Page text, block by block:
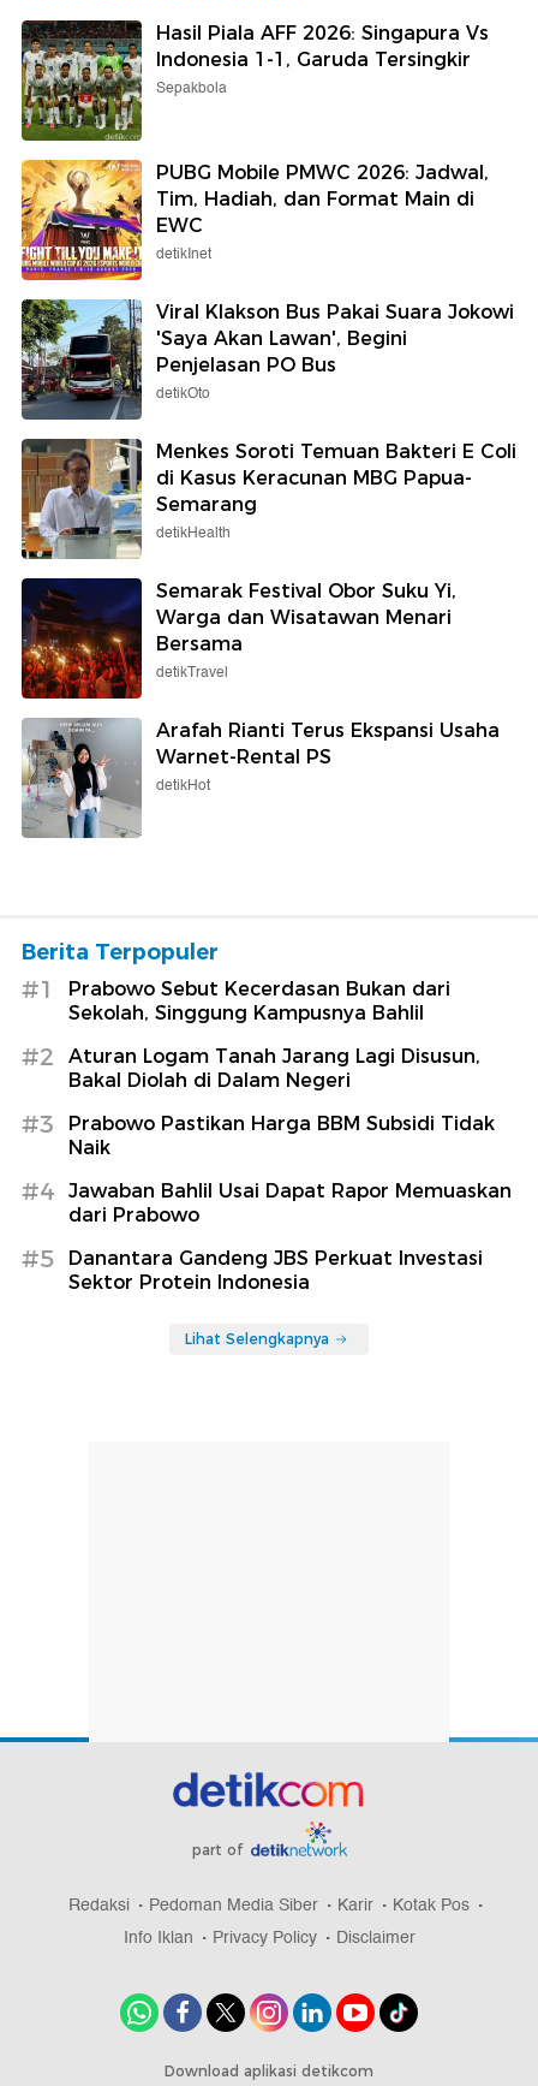
Hasil Piala AFF 2026: Singapura Vs
Indonesia 1-1, Garuda Tersingkir
Sepakbola
PUBG Mobile PMWC 2026: Jadwal,
Tim, Hadiah, dan Format Main di
EWC
detikInet
Viral Klakson Bus Pakai Suara Jokowi
'Saya Akan Lawan', Begini
Penjelasan PO Bus
detikOto
Menkes Soroti Temuan Bakteri E Coli
di Kasus Keracunan MBG Papua-
Semarang
detikHealth
Semarak Festival Obor Suku Yi,
Warga dan Wisatawan Menari
Bersama
detikTravel
Arafah Rianti Terus Ekspansi Usaha
Warnet-Rental PS
detikHot
Berita Terpopuler
#1
Prabowo Sebut Kecerdasan Bukan dari
Sekolah, Singgung Kampusnya Bahlil
#2
Aturan Logam Tanah Jarang Lagi Disusun,
Bakal Diolah di Dalam Negeri
#3
Prabowo Pastikan Harga BBM Subsidi Tidak
Naik
#4
Jawaban Bahlil Usai Dapat Rapor Memuaskan
dari Prabowo
#5
Danantara Gandeng JBS Perkuat Investasi
Sektor Protein Indonesia
Lihat Selengkapnya
part of
Redaksi Pedoman Media Siber Karir
Kotak Pos
Info Iklan
Privacy Policy Disclaimer
Download aplikasi detikcom